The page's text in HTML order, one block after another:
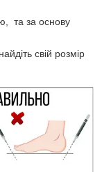
та за основу
свій розмір